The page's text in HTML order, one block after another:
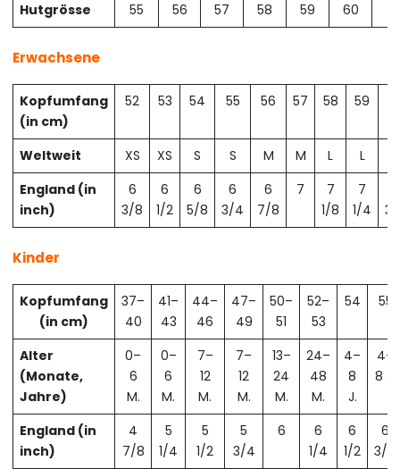
Hutgrösse
55 56 57 58 59 60
Erwachsene
Kopfumfang
(in cm)
52 53 54 55 56 57 58 59
Weltweit XS XS S S M M L L
England (in
inch)
6
3/8
6
1/2
6
5/8
6
3/4
6
7/8
7
7
1/8
7
1/4
Kinder
Kopfumfang
(in cm)
37–
40
41–
43
44–
46
47–
49
50–
51
52–
53
54 55
Alter
(Monate,
Jahre)
0–
6
M.
0–
6
M.
7–
12
M.
7–
12
M.
13–
24
M.
24–
48
M.
4–
8
J.
4–
8 J.
England (in
inch)
4
7/8
5
1/4
5
1/2
5
3/4
6
6
1/4
6
1/2
6
3/4